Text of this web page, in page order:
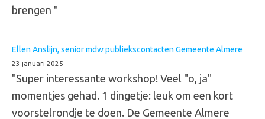
brengen "
Ellen Anslijn, senior mdw publiekscontacten Gemeente Almere
23 januari 2025
"Super interessante workshop! Veel "o, ja"
momentjes gehad. 1 dingetje: leuk om een kort
voorstelrondje te doen. De Gemeente Almere